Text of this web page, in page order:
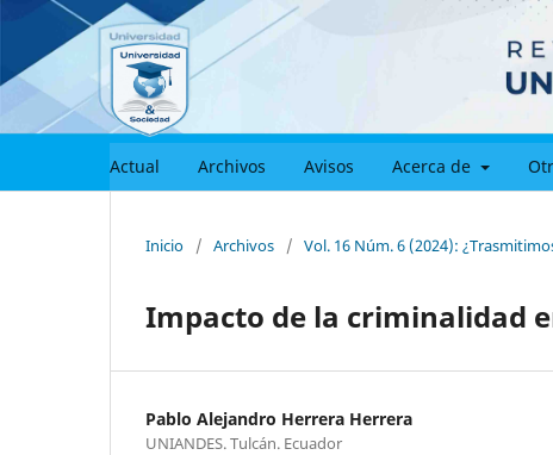
Actual Archivos Avisos Acerca de
Inicio / Archivos / Vol. 16 Núm. 6 (2024):
Impacto de la criminalidad
Pablo Alejandro Herrera Herrera
UNIANDES. Tulcán. Ecuador